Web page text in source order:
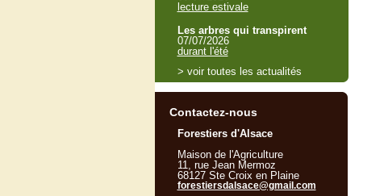
lecture estivale
Les arbres qui transpirent
07/07/2026
durant l'été
> voir toutes les actualités
Contactez-nous
Forestiers d'Alsace
Maison de l'Agriculture
11, rue Jean Mermoz
68127 Ste Croix en Plaine
forestiersdalsace@gmail.com